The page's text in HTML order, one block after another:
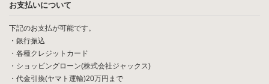
お支払いについて
下記のお支払が可能です。
・銀行振込
・各種クレジットカード
・ショッピングローン(株式会社ジャックス)
・代金引換(ヤマト運輸)20万円まで